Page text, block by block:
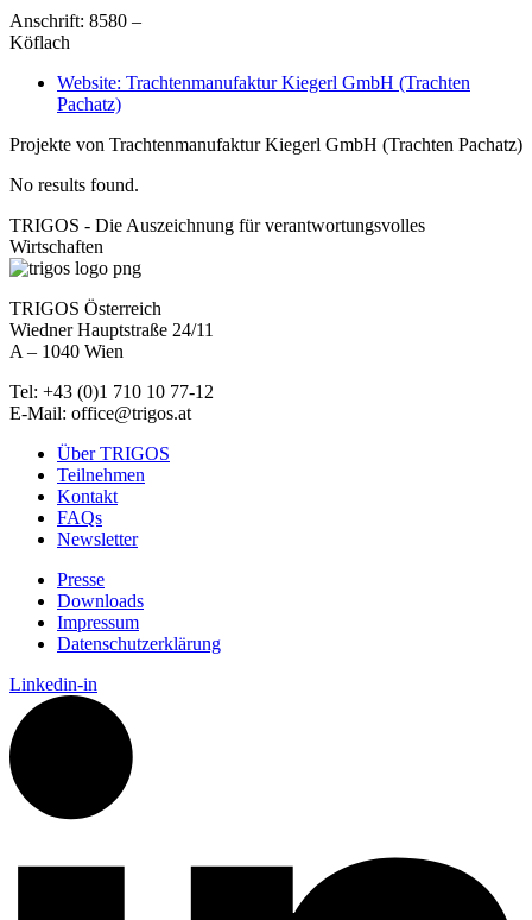
Anschrift: 8580 –
Köflach
Website: Trachtenmanufaktur Kiegerl GmbH (Trachten
Pachatz)
Projekte von Trachtenmanufaktur Kiegerl GmbH (Trachten Pachatz)
No results found.
TRIGOS - Die Auszeichnung für verantwortungsvolles
Wirtschaften
TRIGOS Österreich
Wiedner Hauptstraße 24/11
A – 1040 Wien
Tel: +43 (0)1 710 10 77-12
E-Mail: office@trigos.at
Über TRIGOS
Teilnehmen
Kontakt
FAQs
Newsletter
Presse
Downloads
Impressum
Datenschutzerklärung
Linkedin-in